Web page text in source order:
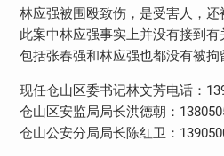
林应强被围殴致伤，是受害人，
此案中林应强事实上并没有接到有
包括张春强和林应强也都没有被拘
现任仓山区委书记林文芳电话：
仓山区安监局局长洪德朝：
仓山公安分局局长陈红卫：